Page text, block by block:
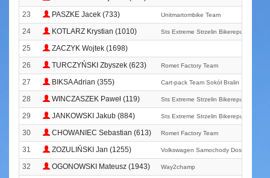
23 PASZKE Jacek (733) Unitmartombike Team
24 KOTLARZ Krystian (1010) Sts Extreme Strzelin Bikerepublic. Pl
25
ZACZYK Wojtek (1698)
26
TURCZYŃSKI Zbyszek (623) Romet Factory Team
27 BIKSA Adrian (355) Cart-pack Team Sokół Bralin
28 WINCZASZEK Paweł (119) Sts Extreme Strzelin Bikerepublic. Pl
29 JANKOWSKI Jakub (884) Sts Extreme Strzelin Bikerepublic. Pl
30 CHOWANIEC Sebastian (613) Romet Factory Team
31 ZOZULIŃSKI Jan (1255) Volkswagen Samochody Dostawcze
32 OGONOWSKI Mateusz (1943) Way2champ